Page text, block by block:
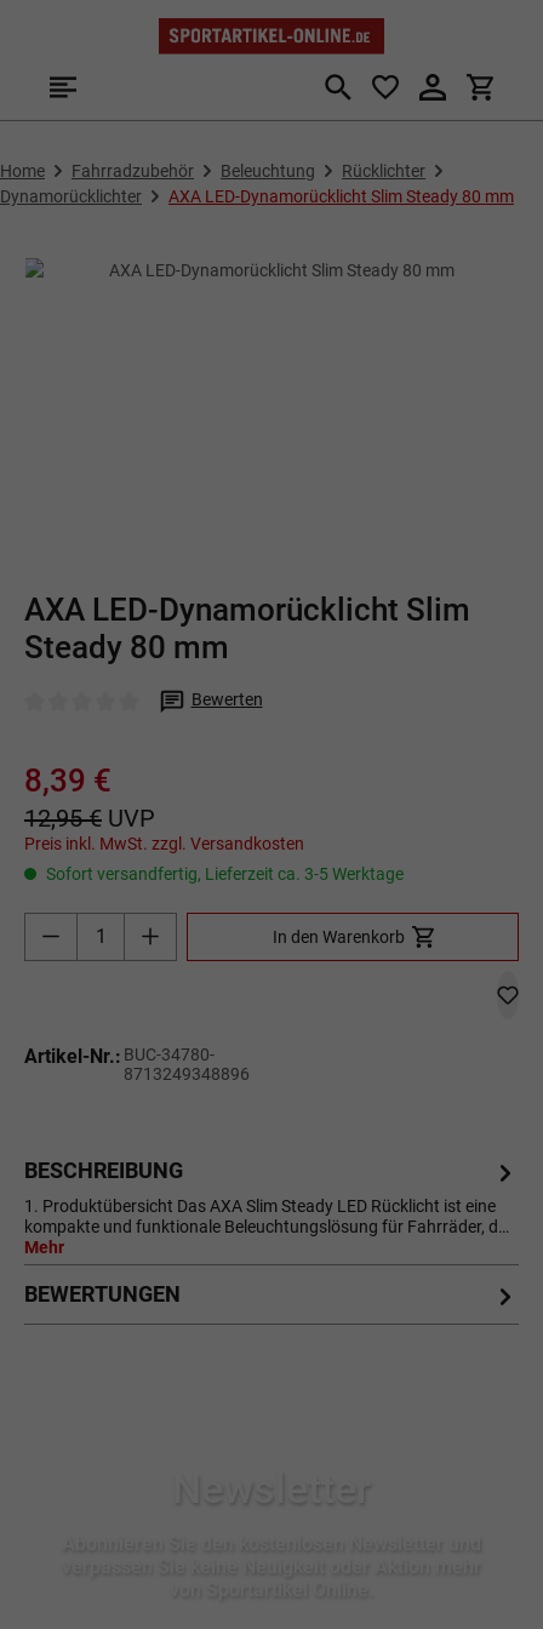
Zum Hauptinhalt springen
Home Fahrradzubehör Beleuchtung
Rücklichter
Dynamorücklichter
AXA LED-Dynamorücklicht Slim Steady 80 mm
AXA LED-Dynamorücklicht Slim
Steady 80 mm
Bewerten
8,39 €
12,95 € UVP
Preis inkl. MwSt. zzgl. Versandkosten
Sofort versandfertig, Lieferzeit ca. 3-5 Werktage
Produkt Anzahl: Gib den gewünschten Wert
In den Warenkorb
Artikel-Nr.: BUC-34780-
8713249348896
BESCHREIBUNG
1. Produktübersicht Das AXA Slim Steady LED Rücklicht ist eine
kompakte und funktionale Beleuchtungslösung für Fahrräder, d…
Mehr
BEWERTUNGEN